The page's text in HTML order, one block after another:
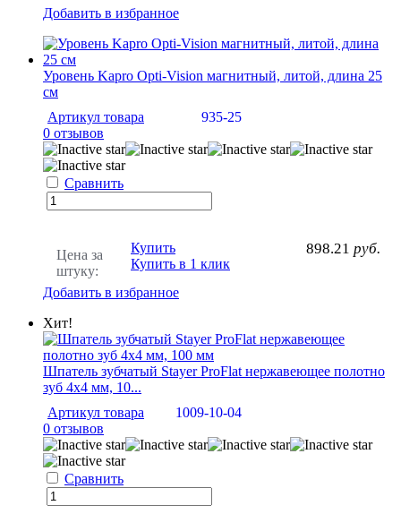
Добавить в избранное
Уровень Kapro Opti-Vision магнитный, литой, длина 25
см
Артикул товара
935-25
0 отзывов
Сравнить
Цена за
штуку:
898.21 руб.
Купить
Купить в 1 клик
Добавить в избранное
Хит!
Шпатель зубчатый Stayer ProFlat нержавеющее полотно
зуб 4х4 мм, 10...
Артикул товара
1009-10-04
0 отзывов
Сравнить